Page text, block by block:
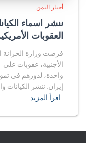
أخبار اليمن
ننشر اسماء
العقوبات
فرضت وزارة الخزانة
واحدة، لدورهم في
إيران. ننشر الكيانات
اقرأ المزيد…